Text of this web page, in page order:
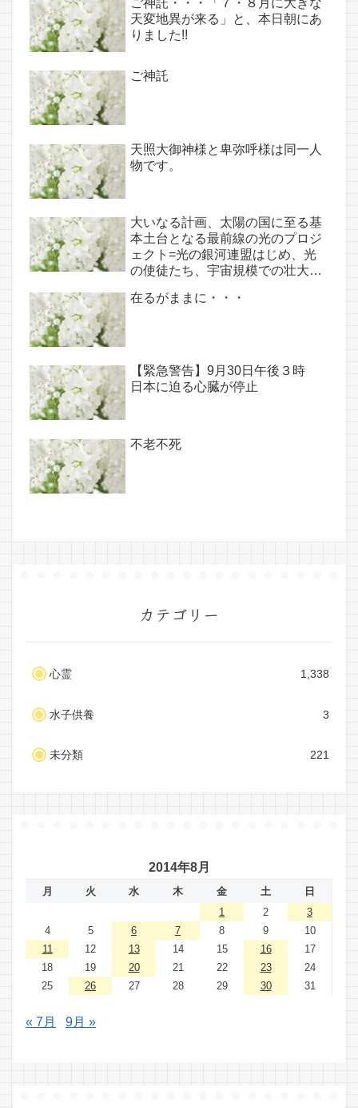
点であり古代太陽信仰の中心点で
もある伊弉諾宮、他3ヵ所へのご
神託あり！！
天変地異が来る」と、本日朝にあ
りました!!
ご神託
天照大御神様と卑弥呼様は同一人
物です。
大いなる計画、太陽の国に至る基
本土台となる最前線の光のプロジ
ェクト=光の銀河連盟はじめ、光
の使徒たち、宇宙規模での壮大な
(6/26・28追記あり）
在るがままに・・・
【緊急警告】9月30日午後３時
日本に迫る心臓が停止
不老不死
カテゴリー
心霊 1,338
水子供養 3
未分類 221
2014年8月
月 火 水 木 金 土
日
1
2
3
4
5 6 7 8 9
10
11
12 13 14 15 16
17
18
19 20 21 22 23
24
25
26 27 28 29 30 31
« 7月 9月 »